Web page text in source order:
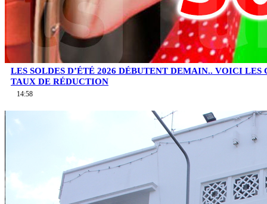
LES SOLDES D’ÉTÉ 2026 DÉBUTENT DEMAIN.. VOICI LES
TAUX DE RÉDUCTION
14:58